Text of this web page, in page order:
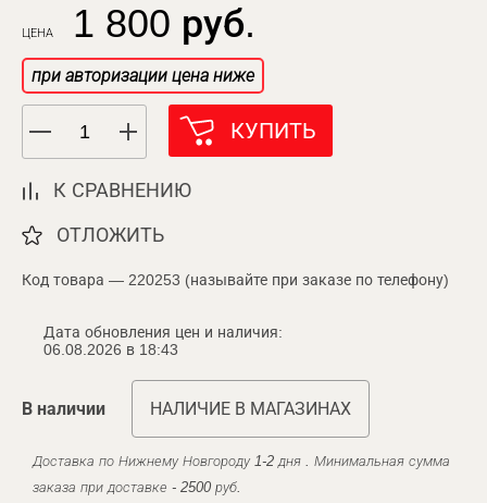
ЦЕНА 1 800 руб.
при авторизации цена ниже
КУПИТЬ
К СРАВНЕНИЮ
ОТЛОЖИТЬ
Код товара — 220253 (называйте при заказе по телефону)
Дата обновления цен и наличия:
06.08.2026 в 18:43
В наличии НАЛИЧИЕ В МАГАЗИНАХ
Доставка по Нижнему Новгороду 1-2 дня . Минимальная сумма
заказа при доставке - 2500 руб.